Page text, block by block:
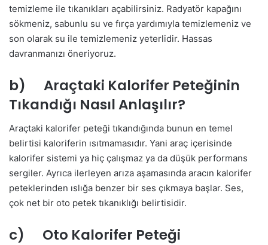
temizleme ile tıkanıkları açabilirsiniz. Radyatör kapağını
sökmeniz, sabunlu su ve fırça yardımıyla temizlemeniz ve
son olarak su ile temizlemeniz yeterlidir. Hassas
davranmanızı öneriyoruz.
b) Araçtaki Kalorifer Peteğinin
Tıkandığı Nasıl Anlaşılır?
Araçtaki kalorifer peteği tıkandığında bunun en temel
belirtisi kaloriferin ısıtmamasıdır. Yani araç içerisinde
kalorifer sistemi ya hiç çalışmaz ya da düşük performans
sergiler. Ayrıca ilerleyen arıza aşamasında aracın kalorifer
peteklerinden ıslığa benzer bir ses çıkmaya başlar. Ses,
çok net bir oto petek tıkanıklığı belirtisidir.
c) Oto Kalorifer Peteği